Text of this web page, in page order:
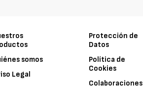
somos
Legal
Protección de
Datos
Política de
Cookies
Colaboraciones